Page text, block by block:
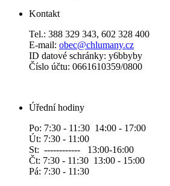
Kontakt
Tel.: 388 329 343, 602 328 400
E-mail: obec@chlumany.cz
ID datové schránky: y6bbyby
Číslo účtu: 0661610359/0800
Úřední hodiny
Po: 7:30 - 11:30 14:00 - 17:00
Út: 7:30 - 11:00
St: ------------ 13:00-16:00
Čt: 7:30 - 11:30 13:00 - 15:00
Pá: 7:30 - 11:30